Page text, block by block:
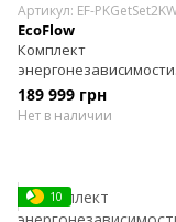
Артикул: EF-
EcoFlow
Комплект
энергонезависимости
Ecoflow Power Get Set
kWh
189 999 грн
Нет в наличии
10